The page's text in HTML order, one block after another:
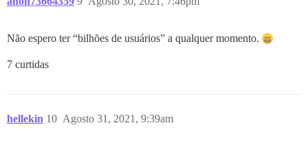
Não espero ter “bilhões de usuários” a qualquer momento.
7 curtidas
hellekin Agosto 31, 2021, 9:39am
10